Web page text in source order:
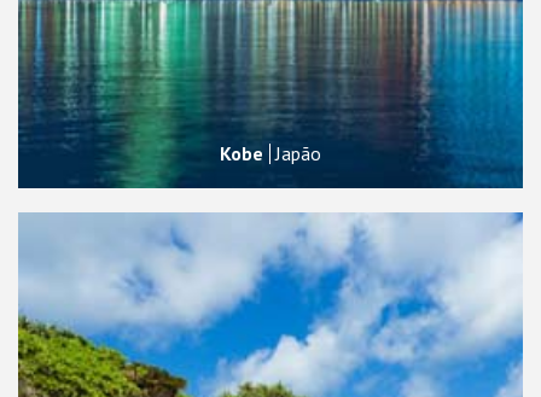
Kobe Japão